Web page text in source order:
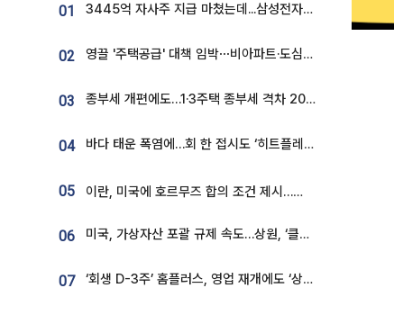
01 3445억 자사주 지급 마쳤는데...삼성전자 DX노조, 뒤늦은 '떼쓰기 집회'
02 영끌 '주택공급' 대책 임박⋯비아파트·도심복합까지 총동원
03 종부세 개편에도…1·3주택 종부세 격차 2028년부터 확대
04 바다 태운 폭염에…회 한 접시도 ‘히트플레이션’
05 이란, 미국에 호르무즈 합의 조건 제시…美 “경기 아직 안 끝나” [종합]
06 미국, 가상자산 포괄 규제 속도…상원, ‘클래리티법’ 9월 절차투표 추진
07 ‘회생 D-3주’ 홈플러스, 영업 재개에도 ‘상품 공급망’ 복구가 생존 관건